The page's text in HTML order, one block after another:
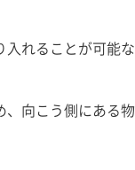
入れることが可能な
、向こう側にある物